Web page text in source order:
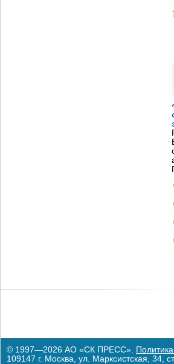
© 1997—2026 АО «СК ПРЕСС».
109147 г. Москва, ул. Марксистская,